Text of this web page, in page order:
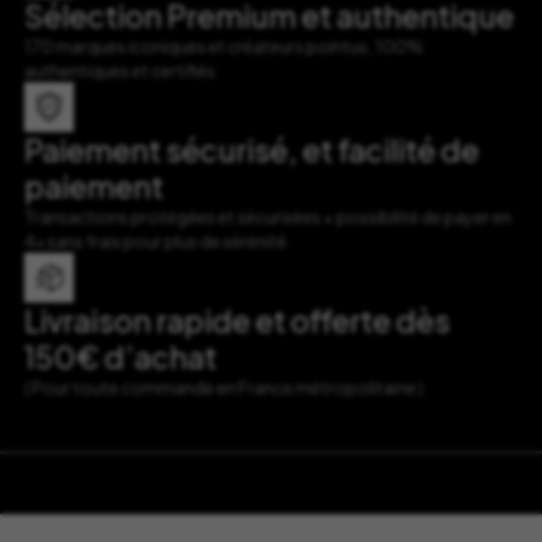
Sélection Premium et authentique
170 marques iconiques et créateurs pointus, 100%
authentiques et certifiés
Paiement sécurisé, et facilité de
paiement
Transactions protégées et sécurisées + possibilité de payer en
4x sans frais pour plus de sérénité.
Livraison rapide et offerte dès
150€ d’achat
( Pour toute commande en France métropolitaine )